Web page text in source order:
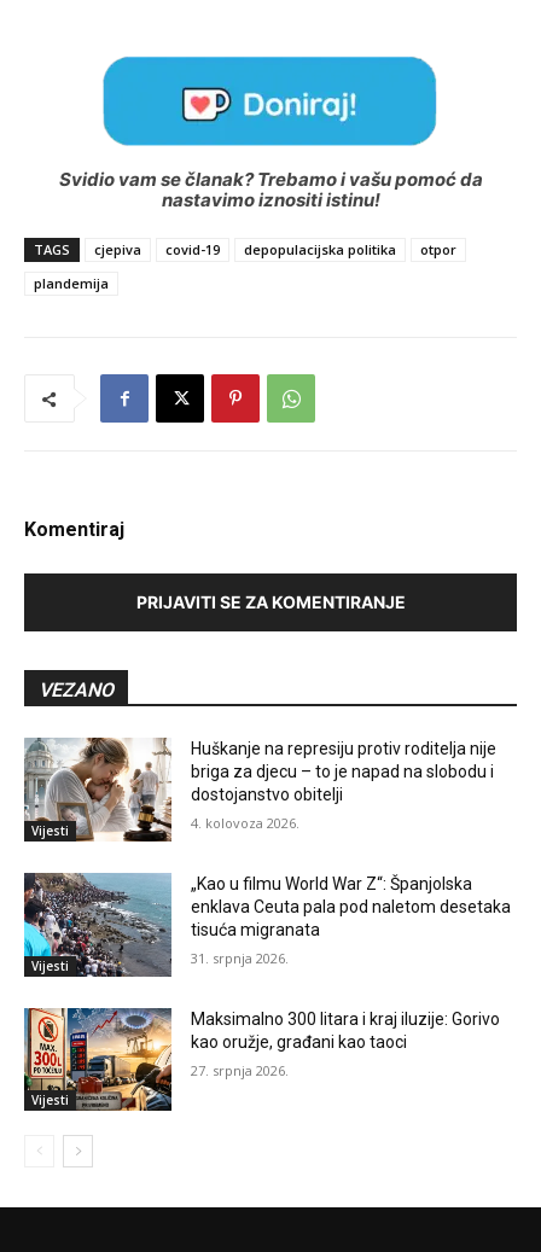
Svidio vam se članak? Trebamo i vašu pomoć da
nastavimo iznositi istinu!
TAGS cjepiva covid-19 depopulacijska politika
otpor
plandemija
Komentiraj
PRIJAVITI SE ZA KOMENTIRANJE
VEZANO
Vijesti
Huškanje na represiju protiv roditelja nije
briga za djecu – to je napad na slobodu i
dostojanstvo obitelji
4. kolovoza 2026.
Vijesti
„Kao u filmu World War Z“: Španjolska
enklava Ceuta pala pod naletom desetaka
tisuća migranata
31. srpnja 2026.
Vijesti
Maksimalno 300 litara i kraj iluzije: Gorivo
kao oružje, građani kao taoci
27. srpnja 2026.